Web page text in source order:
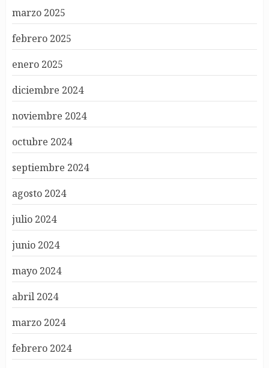
marzo 2025
febrero 2025
enero 2025
diciembre 2024
noviembre 2024
octubre 2024
septiembre 2024
agosto 2024
julio 2024
junio 2024
mayo 2024
abril 2024
marzo 2024
febrero 2024